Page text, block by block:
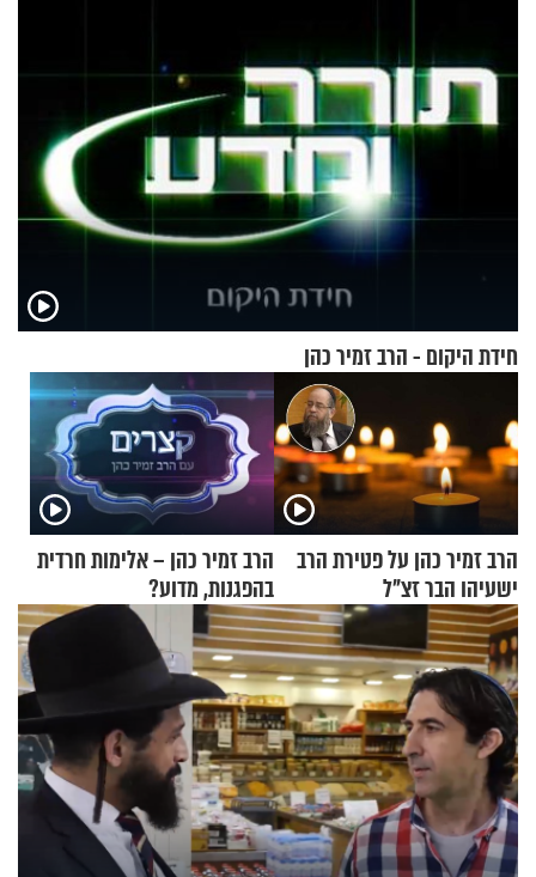
חידת היקום - הרב זמיר כהן
הרב זמיר כהן על פטירת הרב
ישעיהו הבר זצ"ל
הרב זמיר כהן – אלימות חרדית
בהפגנות, מדוע?